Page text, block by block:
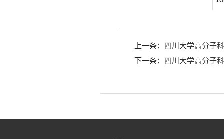
上一条： 四川大学高分子
下一条： 四川大学高分子